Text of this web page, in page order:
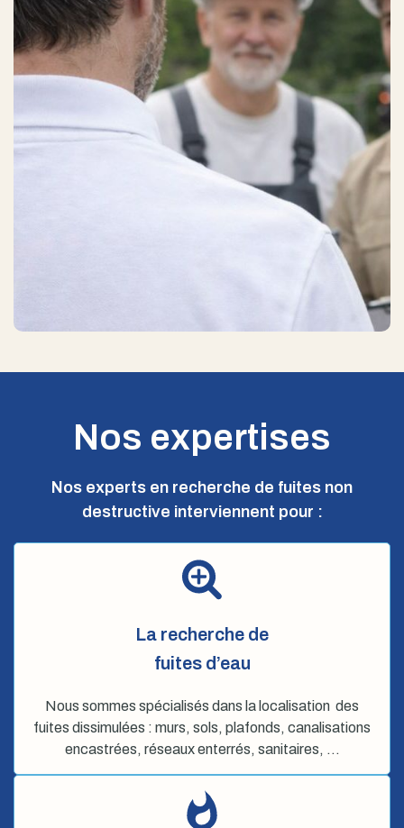
Nos expertises
Nos experts en recherche de fuites non
destructive interviennent pour :
La recherche de
fuites d’eau
Nous sommes spécialisés dans la localisation des
fuites dissimulées : murs, sols, plafonds, canalisations
encastrées, réseaux enterrés, sanitaires, …